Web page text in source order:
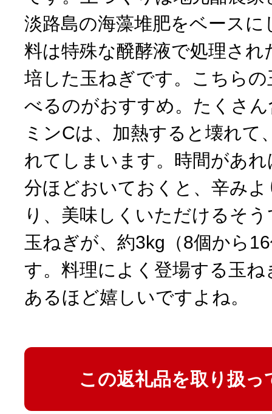
淡路島の海藻堆肥をベースに
料は特殊な醗酵液で処理さ
培した玉ねぎです。こちら
べるのがおすすめ。たくさ
ミンCは、加熱すると壊れて
れてしまいます。時間があ
分ほどおいておくと、辛み
り、美味しくいただけるそ
玉ねぎが、約3kg（8個から
す。料理によく登場する玉
あるほど嬉しいですよね。
この返礼品を取り扱っ